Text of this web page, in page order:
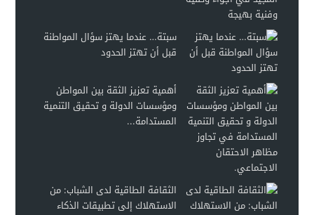
سبتة… عندما يهتز سؤال المواطنة
قبل أن تهتز الحدود
أهمية تعزيز الثقة بين المواطن
ومؤسسات الدولة و تحقيق التنمية
المستدامة...
الثقافة الطاقية لدى الشباب: من
الاستهلاك إلى تطبيقات الذكاء